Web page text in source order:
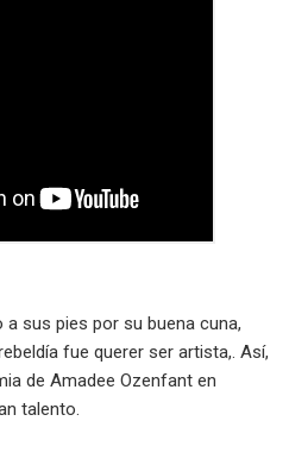
a sus pies por su buena cuna,
fue querer ser artista,. Así,
de Amadee Ozenfant en
talento.